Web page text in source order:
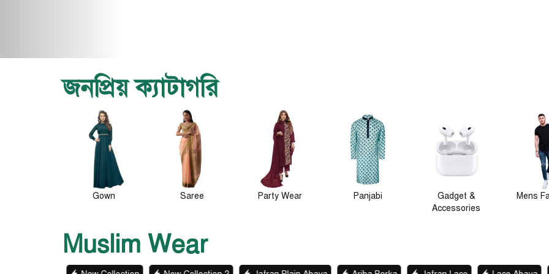
জনপ্রিয় ক্যাটাগরি
Saree Party Wear Panjabi
Gadget &
Mens Fashion Winter
Muslim Wear